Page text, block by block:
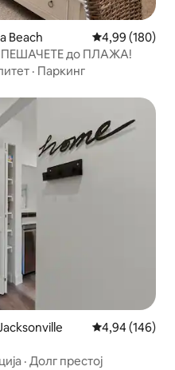
Beach Просечна
4,99 (180)
- ПЕШАЧЕТЕ до ПЛАЖА!
· Паркинг
Просечна
4,94 (146)
· Долг престој